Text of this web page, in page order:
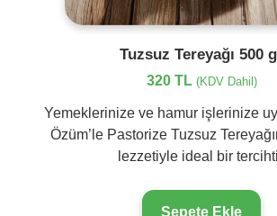
Tuzsuz Tereyağı 500
320 TL (KDV Dahil)
Yemeklerinize ve hamur işlerinize
Özüm’le Pastorize Tuzsuz
lezzetiyle ideal bir
Sepete Ekle